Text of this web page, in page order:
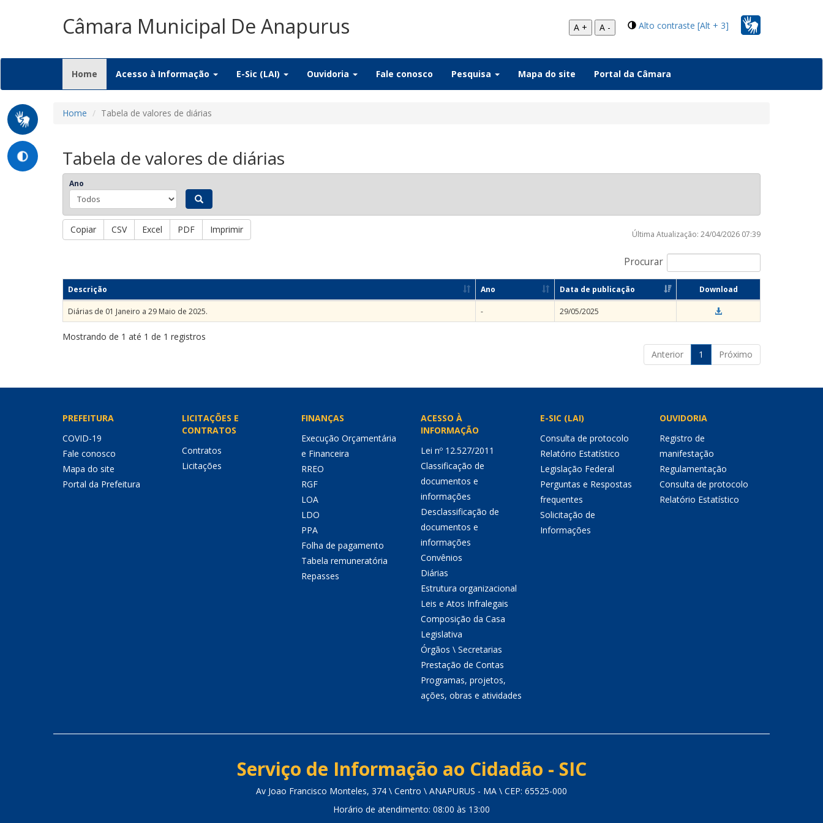
Câmara Municipal De Anapurus Alto contraste [Alt + 3]
A + A -
Home (current)
Acesso à Informação E-Sic (LAI) Ouvidoria Fale conosco Pesquisa Mapa do site Portal da Câmara
Home Tabela de valores de diárias
Tabela de valores de diárias
Ano
Copiar CSV Excel PDF Imprimir
Procurar
Última Atualização: 24/04/2026 07:39
Descrição Ano Data de publicação Download
Diárias de 01 Janeiro a 29 Maio de 2025. - 29/05/2025
Mostrando de 1 até 1 de 1 registros
Anterior
1 Próximo
PREFEITURA
COVID-19
Fale conosco
Mapa do site
Portal da Prefeitura
LICITAÇÕES E
CONTRATOS
Contratos
Licitações
FINANÇAS
Execução Orçamentária
e Financeira
RREO
RGF
LOA
LDO
PPA
Folha de pagamento
Tabela remuneratória
Repasses
ACESSO À
INFORMAÇÃO
Lei nº 12.527/2011
Classificação de
documentos e
informações
Desclassificação de
documentos e
informações
Convênios
Diárias
Estrutura organizacional
Leis e Atos Infralegais
Composição da Casa
Legislativa
Órgãos \ Secretarias
Prestação de Contas
Programas, projetos,
ações, obras e atividades
E-SIC (LAI)
Consulta de protocolo
Relatório Estatístico
Legislação Federal
Perguntas e Respostas
frequentes
Solicitação de
Informações
OUVIDORIA
Registro de
manifestação
Regulamentação
Consulta de protocolo
Relatório Estatístico
Serviço de Informação ao Cidadão - SIC
Av Joao Francisco Monteles, 374 \ Centro \ ANAPURUS - MA \ CEP: 65525-000
Horário de atendimento: 08:00 às 13:00